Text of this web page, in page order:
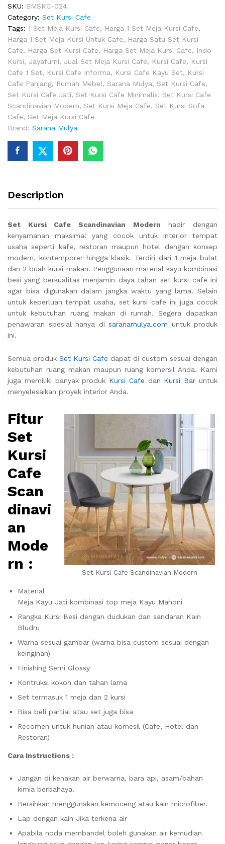
SKU: SMSKC-024
Category: Set Kursi Cafe
Tags: 1 Set Meja Kursi Cafe, Harga 1 Set Meja Kursi Cafe,
Harga 1 Set Meja Kursi Untuk Cafe, Harga Satu Set Kursi
Cafe, Harga Set Kursi Cafe, Harga Set Meja Kursi Cafe, Indo
Kursi, Jayafurni, Jual Set Meja Kursi Cafe, Kursi Cafe, Kursi
Cafe 1 Set, Kursi Cafe Informa, Kursi Cafe Kayu Set, Kursi
Cafe Panjang, Rumah Mebel, Sarana Mulya, Set Kursi Cafe,
Set Kursi Cafe Jati, Set Kursi Cafe Minimalis, Set Kursi Cafe
Scandinavian Modern, Set Kursi Meja Cafe, Set Kursi Sofa
Cafe, Set Meja Kursi Cafe
Brand: Sarana Mulya
Description
Set Kursi Cafe Scandinavian Modern hadir dengan
kenyamanan maksimal yang cocok untuk interior tempat
usaha seperti kafe, restoran maupun hotel dengan konsep
modern, kontemporer hingga klasik. Terdiri dari 1 meja bulat
dan 2 buah kursi makan. Penggunaan material kayu kombinasi
besi yang berkualitas menjamin daya tahan set kursi cafe ini
agar bisa digunakan dalam jangka waktu yang lama. Selain
untuk keperluan tempat usaha, set kursi cafe ini juga cocok
untuk kebutuhan ruang makan di rumah. Segera dapatkan
penawaran spesial hanya di saranamulya.com untuk produk
ini.
Semua produk Set Kursi Cafe dapat di custom sesuai dengan
kebutuhan ruang makan maupun ruang komersil Anda. Kami
juga memiliki banyak produk Kursi Cafe dan Kursi Bar untuk
menyelesaikan proyek interior Anda.
Set Kursi Cafe Scandinavian Modern
Fitur
Set
Kursi
Cafe
Scan
dinavi
an
Mode
rn :
Material
Meja Kayu Jati kombinasi top meja Kayu Mahoni
Rangka Kursi Besi dengan dudukan dan sandaran Kain
Bludru
Warna sesuai gambar (warna bisa custom sesuai dengan
keinginan)
Finishing Semi Glossy
Kontruksi kokoh dan tahan lama
Set termasuk 1 meja dan 2 kursi
Bisa beli partial atau set juga bisa
Recomen untuk hunian atau komesil (Cafe, Hotel dan
Restoran)
Cara Instructions :
Jangan di kenakan air berwarna, bara api, asam/bahan
kimia berbahaya.
Bersihkan menggunakan kemoceng atau kain microfiber.
Lap dengan kain Jika terkena air
Apabila noda membandel boleh gunakan air kemudian